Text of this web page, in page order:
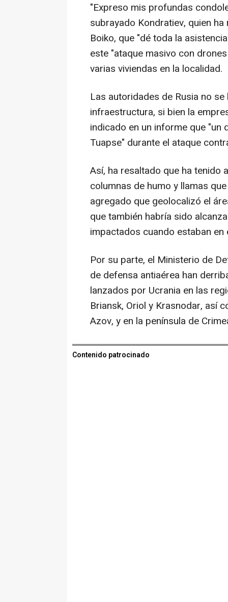
"Expreso mis profundas
subrayado Kondratiev, quien
Boiko, que "dé toda la
este "ataque masivo con
varias viviendas en la localidad.
Las autoridades de Rusia no
infraestructura, si bien la
indicado en un informe que
Tuapse" durante el ataque
Así, ha resaltado que ha tenido
columnas de humo y llamas
agregado que geolocalizó el
que también habría sido
impactados cuando estaban en
Por su parte, el Ministerio de
de defensa antiaérea han
lanzados por Ucrania en las
Briansk, Oriol y Krasnodar, así
Azov, y en la península de
Contenido patrocinado